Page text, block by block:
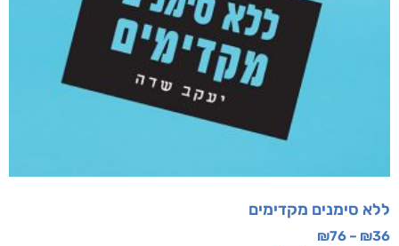
ללא סימנים מקדימים
₪36
–
₪76